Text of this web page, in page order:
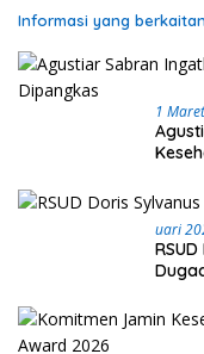
Informasi yang
1
Uari